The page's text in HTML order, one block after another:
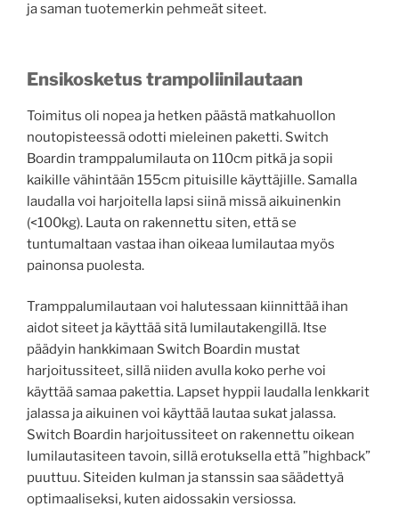
ja saman tuotemerkin pehmeät siteet.
Ensikosketus trampoliinilautaan
Toimitus oli nopea ja hetken päästä matkahuollon
noutopisteessä odotti mieleinen paketti. Switch
Boardin tramppalumilauta on 110cm pitkä ja sopii
kaikille vähintään 155cm pituisille käyttäjille. Samalla
laudalla voi harjoitella lapsi siinä missä aikuinenkin
(<100kg). Lauta on rakennettu siten, että se
tuntumaltaan vastaa ihan oikeaa lumilautaa myös
painonsa puolesta.
Tramppalumilautaan voi halutessaan kiinnittää ihan
aidot siteet ja käyttää sitä lumilautakengillä. Itse
päädyin hankkimaan Switch Boardin mustat
harjoitussiteet, sillä niiden avulla koko perhe voi
käyttää samaa pakettia. Lapset hyppii laudalla lenkkarit
jalassa ja aikuinen voi käyttää lautaa sukat jalassa.
Switch Boardin harjoitussiteet on rakennettu oikean
lumilautasiteen tavoin, sillä erotuksella että ”highback”
puuttuu. Siteiden kulman ja stanssin saa säädettyä
optimaaliseksi, kuten aidossakin versiossa.